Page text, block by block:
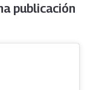
publicación